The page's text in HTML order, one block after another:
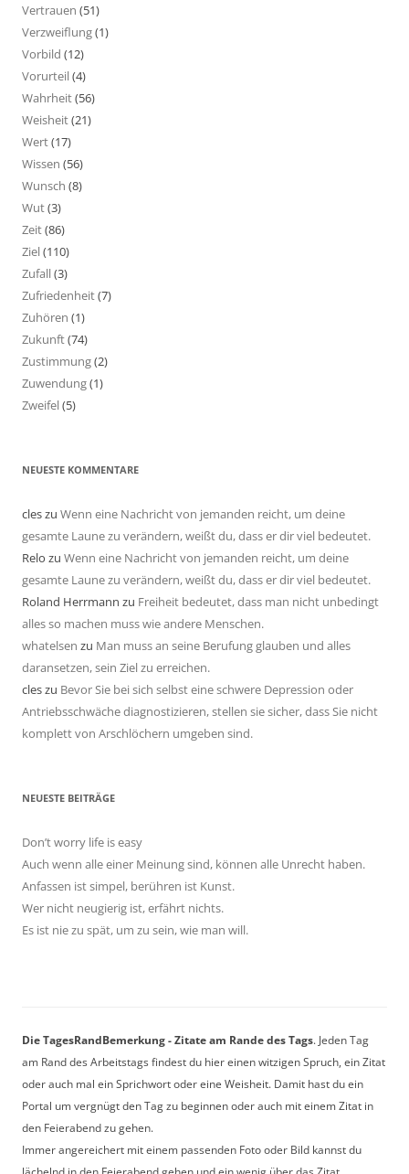
Vertrauen (51)
Verzweiflung(1)
Vorbild (12)
Vorurteil(4)
Wahrheit(56)
Weisheit(21)
Wert(17)
Wissen (56)
Wunsch (8)
Wut(3)
Zeit(86)
Ziel(110)
Zufall(3)
Zufriedenheit(7)
Zuhören (1)
Zukunft(74)
Zustimmung(2)
Zuwendung(1)
Zweifel(5)
NEUESTE KOMMENTARE
cleszu Wenn eine Nachricht von jemanden reicht, um deine
gesamte Laune zu verändern, weißt du, dass er dir viel bedeutet.
Relo zu Wenn eine Nachricht von jemanden reicht, um deine
gesamte Laune zu verändern, weißt du, dass er dir viel bedeutet.
Roland Herrmann zu Freiheit bedeutet, dass man nicht unbedingt
alles so machen muss wie andere Menschen.
whatelsen zu Man muss an seine Berufung glauben und alles
daransetzen, sein Ziel zu erreichen.
cleszu Bevor Sie bei sich selbst eine schwere Depression oder
Antriebsschwäche diagnostizieren, stellen sie sicher, dass Sie nicht
komplett von Arschlöchern umgeben sind.
NEUESTE BEITRÄGE
Don’t worry life is easy
Auch wenn alle einer Meinung sind, können alle Unrecht haben.
Anfassen ist simpel, berühren ist Kunst.
Wer nicht neugierig ist, erfährt nichts.
Es ist nie zu spät, um zu sein, wie man will.
Die TagesRandBemerkung - Zitate am Rande des Tags. Jeden Tag
am Rand des Arbeitstags findest du hier einen witzigen Spruch, ein Zitat
oder auch mal ein Sprichwort oder eine Weisheit. Damit hast du ein
Portal um vergnügt den Tag zu beginnen oder auch mit einem Zitat in
den Feierabend zu gehen.
Immer angereichert mit einem passenden Foto oder Bild kannst du